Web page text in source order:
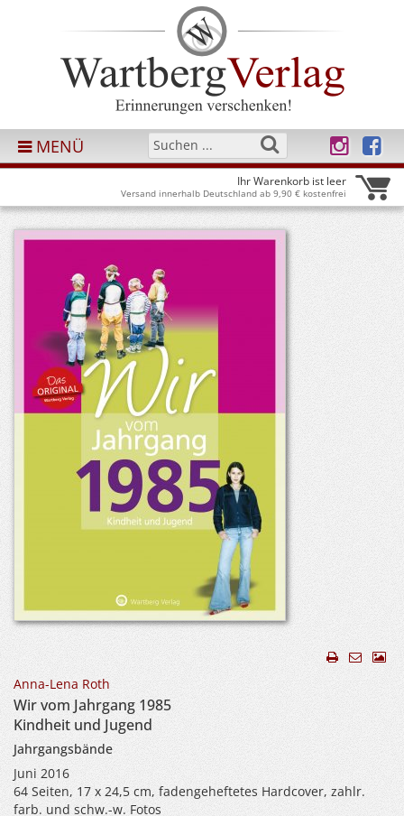
MENÜ
Ihr Warenkorb ist leer
Versand innerhalb Deutschland ab 9,90 € kostenfrei
Anna-Lena Roth
Wir vom Jahrgang 1985
Kindheit und Jugend
Jahrgangsbände
Juni 2016
64 Seiten, 17 x 24,5 cm, fadengeheftetes Hardcover, zahlr.
farb. und schw.-w. Fotos